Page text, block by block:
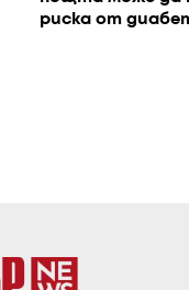
риска от